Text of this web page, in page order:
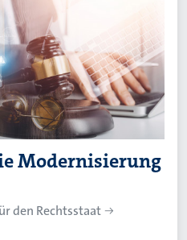
Modernisierung
den Rechtsstaat